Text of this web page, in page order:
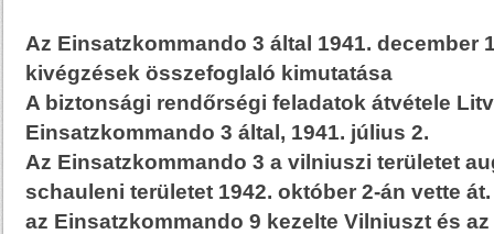
Az Einsatzkommando 3 által 1941. december
kivégzések összefoglaló kimutatása
A biztonsági rendőrségi feladatok átvétele
Einsatzkommando 3 által, 1941. július 2.
Az Einsatzkommando 3 a vilniuszi területet
schauleni területet 1942. október 2-án vette
az Einsatzkommando 9 kezelte Vilniuszt és